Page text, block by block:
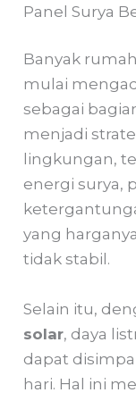
Panel Surya
Banyak
mulai
sebagai
menjadi
lingkungan,
energi surya,
yang
tidak stabil.
Selain itu,
solar, daya
dapat
hari. Hal ini